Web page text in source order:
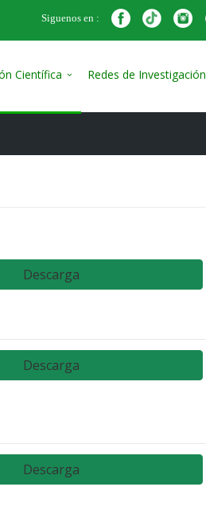
Siguenos en :
Científica Redes de Investigación
Descarga
Descarga
Descarga